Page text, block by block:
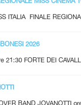
ITALIA FINALE
2026
21:30 FORTE DEI
BAND JOVANOTTI